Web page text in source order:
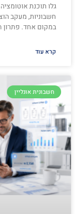
גלו תוכנת
חשבוניות, מעקב
במקום אחד. פתרון
קרא עוד
חשבונית אונליין